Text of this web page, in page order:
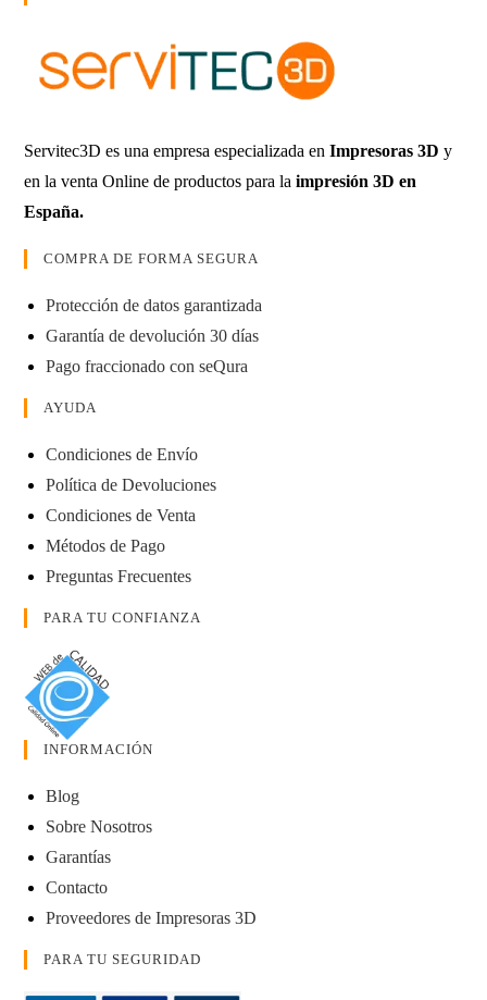
Servitec3D es una empresa especializada enImpresoras 3D y
en la venta Online de productos para laimpresión 3D en
España.
COMPRA DE FORMA SEGURA
Protección de datos garantizada
Garantía de devolución 30 días
Pago fraccionado con seQura
AYUDA
Condiciones de Envío
Política de Devoluciones
Condiciones de Venta
Métodos de Pago
Preguntas Frecuentes
PARA TU CONFIANZA
INFORMACIÓN
Blog
Sobre Nosotros
Garantías
Contacto
Proveedores de Impresoras 3D
PARA TU SEGURIDAD